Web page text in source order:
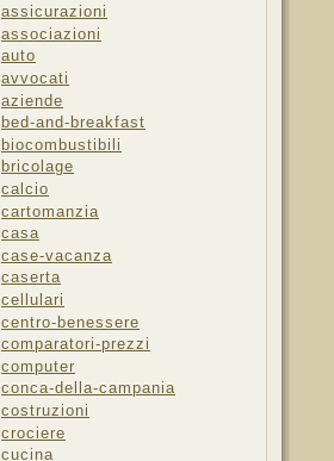
assicurazioni
associazioni
auto
avvocati
aziende
bed-and-breakfast
biocombustibili
bricolage
calcio
cartomanzia
casa
case-vacanza
caserta
cellulari
centro-benessere
comparatori-prezzi
computer
conca-della-campania
costruzioni
crociere
cucina